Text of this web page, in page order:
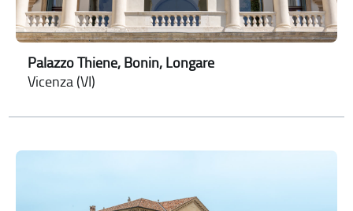
Palazzo Thiene, Bonin, Longare
Vicenza (VI)